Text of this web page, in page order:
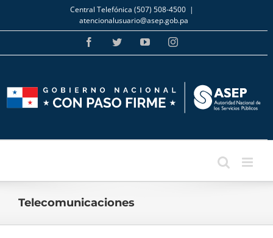
Skip
to
content
Central Telefónica (507) 508-4500 |
atencionalusuario@asep.gob.pa
FacebookTwitterYouTubeInstagram
Telecomunicaciones